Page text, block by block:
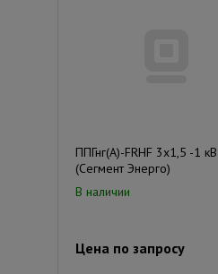
ППГнг(А)-FRHF 3х1,5 -1 кВ
(Сегмент Энерго)
В наличии
Цена по запросу